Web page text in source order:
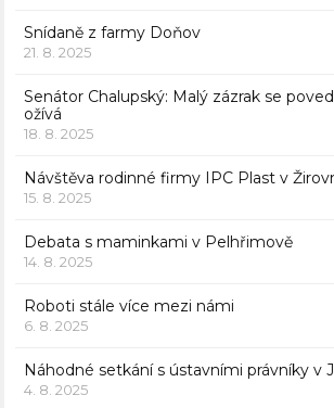
Snídaně z farmy Doňov
21. 8. 2025
Senátor Chalupský: Malý zázrak se
ožívá
18. 8. 2025
Návštěva rodinné firmy IPC Plast v
15. 8. 2025
Debata s maminkami v Pelhřimově
14. 8. 2025
Roboti stále více mezi námi
6. 8. 2025
Náhodné setkání s ústavními právníky v
4. 8. 2025